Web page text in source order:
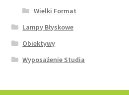
Wielki Format
Lampy Błyskowe
Obiektywy
Wyposażenie Studia